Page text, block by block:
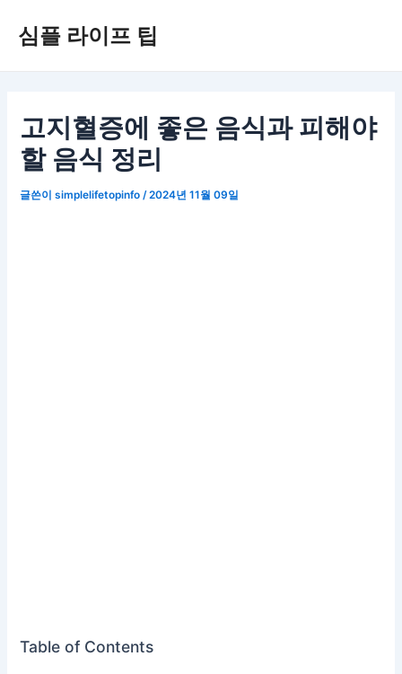
심플 라이프 팁
고지혈증에 좋은 음식과 피해야
할 음식 정리
글쓴이simplelifetopinfo /2024년 11월 09일
Table of Contents